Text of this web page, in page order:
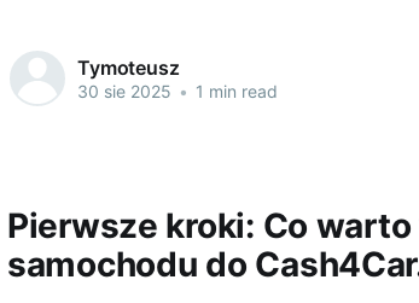
Tymoteusz
30 sie 2025 • 1 min read
Pierwsze kroki: Co
samochodu do